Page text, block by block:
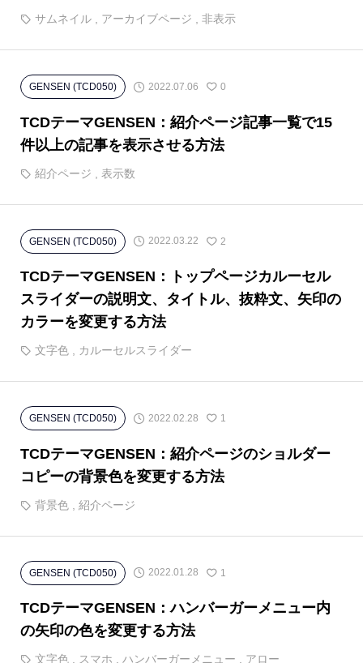
サムネイル , アーカイブページ , 非表示
GENSEN (TCD050) 2022.07.06 0
TCDテーマGENSEN：紹介ページ記事一覧で15
件以上の記事を表示させる方法
紹介ページ 表示数
GENSEN (TCD050) 2022.03.22 2
TCDテーマGENSEN：トップページカルーセル
スライダーの説明文、タイトル、抜粋文、矢印の
カラーを変更する方法
文字色 , カルーセルスライダー
GENSEN (TCD050) 2022.02.28 1
TCDテーマGENSEN：紹介ページのショルダー
コピーの背景色を変更する方法
背景色 紹介ページ
GENSEN (TCD050) 2022.01.28 1
TCDテーマGENSEN：ハンバーガーメニュー内
の矢印の色を変更する方法
文字色 スマホ ハンバーガーメニュー アロー